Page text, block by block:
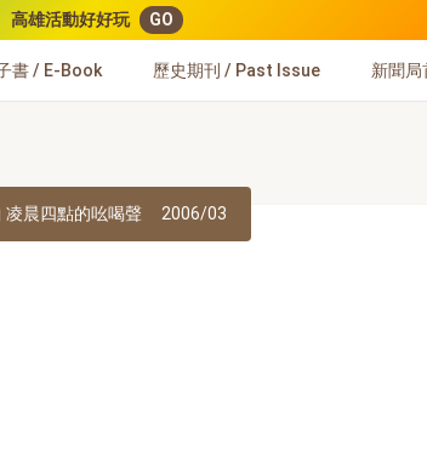
高雄活動好好玩 GO
書 / E-Book 歷史期刊 / Past Issue 新聞局
凌晨四點的吆喝聲 2006/03